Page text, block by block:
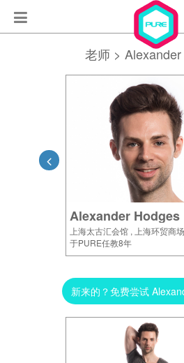
老师> Alexander
Alexander Hodges
上海太古汇会馆 , 上海环贸商场
于PURE任教8年
新来的？免费尝试